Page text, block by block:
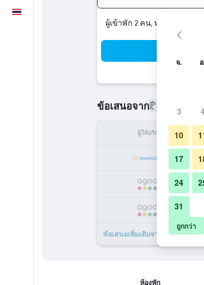
ผู้เข้าพัก 2 คน, ห้องพัก 1 ห้อง
ข้อเสนอจาก฿445 ราคา
ผู้ให้บริการ
ข้อเสนอเพิ่มเติมจาก a&o Prague
ห้องพัก
จ.
3
10
17
24
31
ถูกกว่า